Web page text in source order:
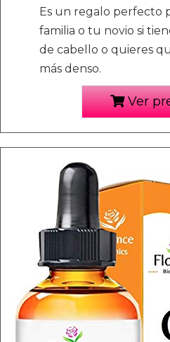
Es un regalo perfecto
familia o tu novio si
de cabello o quieres
más denso.
Ver